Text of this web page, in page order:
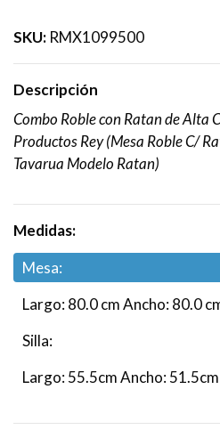
SKU: RMX1099500
Descripción
Combo Roble con Ratan de Alta
Productos Rey (Mesa Roble C/
Tavarua Modelo Ratan)
Medidas:
Mesa:
Silla: